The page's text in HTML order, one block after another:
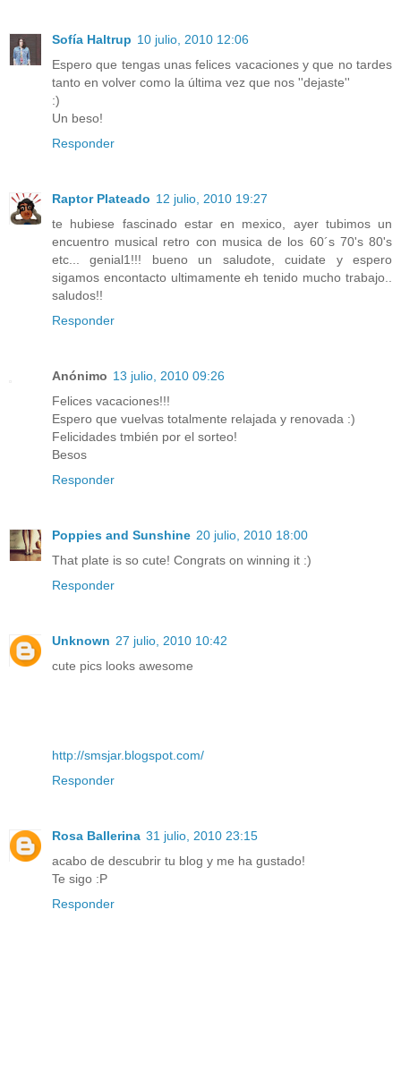
Sofía Haltrup 10 julio, 2010 12:06
Espero que tengas unas felices vacaciones y que no tardes
tanto en volver como la última vez que nos ''dejaste''
:)
Un beso!
Responder
Raptor Plateado 12 julio, 2010 19:27
te hubiese fascinado estar en mexico, ayer tubimos un
encuentro musical retro con musica de los 60´s 70's 80's
etc... genial1!!! bueno un saludote, cuidate y espero
sigamos encontacto ultimamente eh tenido mucho trabajo..
saludos!!
Responder
Anónimo 13 julio, 2010 09:26
Felices vacaciones!!!
Espero que vuelvas totalmente relajada y renovada :)
Felicidades tmbién por el sorteo!
Besos
Responder
Poppies and Sunshine 20 julio, 2010 18:00
That plate is so cute! Congrats on winning it :)
Responder
Unknown 27 julio, 2010 10:42
cute pics looks awesome
http://smsjar.blogspot.com/
Responder
Rosa Ballerina 31 julio, 2010 23:15
acabo de descubrir tu blog y me ha gustado!
Te sigo :P
Responder